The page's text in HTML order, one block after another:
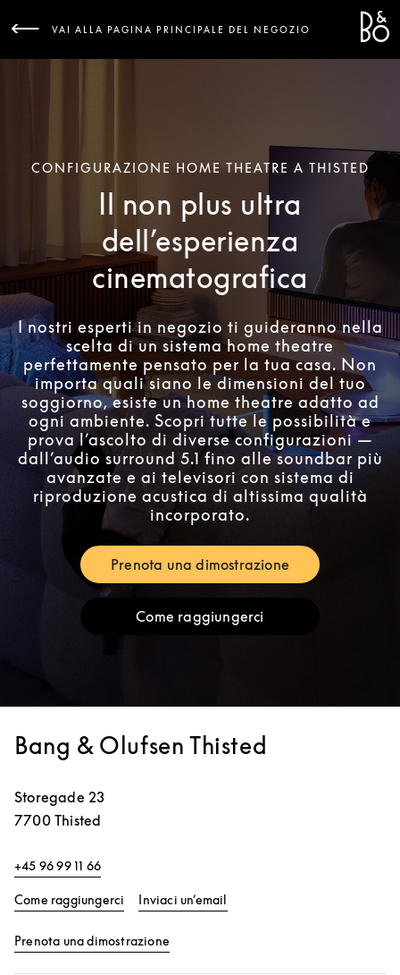
VAI ALLA PAGINA PRINCIPALE DEL NEGOZIO
CONFIGURAZIONE HOME THEATRE A THISTED
Il non plus ultra
dell’esperienza
cinematografica
I nostri esperti in negozio ti guideranno nella
scelta di un sistema home theatre
perfettamente pensato per la tua casa. Non
importa quali siano le dimensioni del tuo
soggiorno, esiste un home theatre adatto ad
ogni ambiente. Scopri tutte le possibilità e
prova l’ascolto di diverse configurazioni —
dall’audio surround 5.1 fino alle soundbar più
avanzate e ai televisori con sistema di
riproduzione acustica di altissima qualità
incorporato.
Prenota una dimostrazione
Link Opens in New Tab
Come raggiungerciLink Opens in New Tab
Bang & Olufsen Thisted
Storegade 23
7700 Thisted
+45 96 99 11 66
Come raggiungerci Link Opens in New Tab
Inviaci un’email
Prenota una dimostrazione